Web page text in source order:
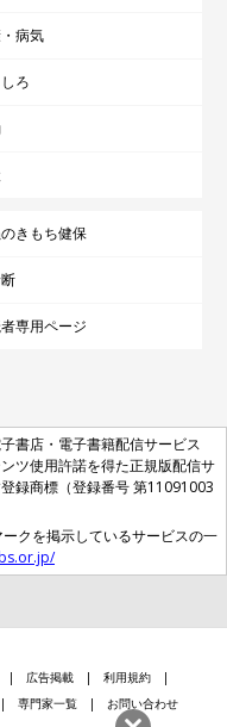
病気
ろ
きもち健保
専用ページ
書店・電子書籍配信サービス
ツ使用許諾を得た正規版配信サ
録商標（登録番号 第11091003
ークを掲示しているサービスの一
広告掲載
利用規約
専門家一覧 お問い合わせ